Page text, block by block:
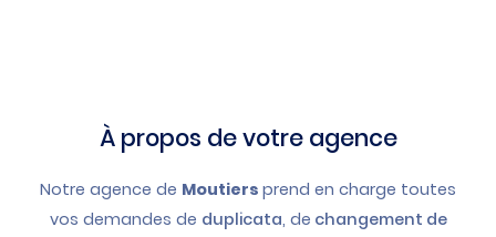
À propos de votre agence
Notre agence de Moutiers prend en charge toutes
vos demandes de duplicata, de changement de